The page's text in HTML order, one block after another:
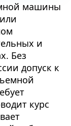
машины
и
Без
допуск к
курс